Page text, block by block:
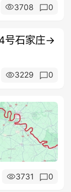
3708 0
号石家庄→
3229 0
3731 0